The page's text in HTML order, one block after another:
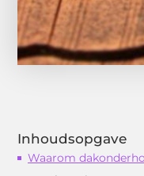
Inhoudsopgave
Waarom